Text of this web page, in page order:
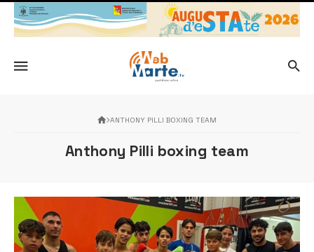
ANTHONY PILLI BOXING TEAM
Anthony Pilli boxing team